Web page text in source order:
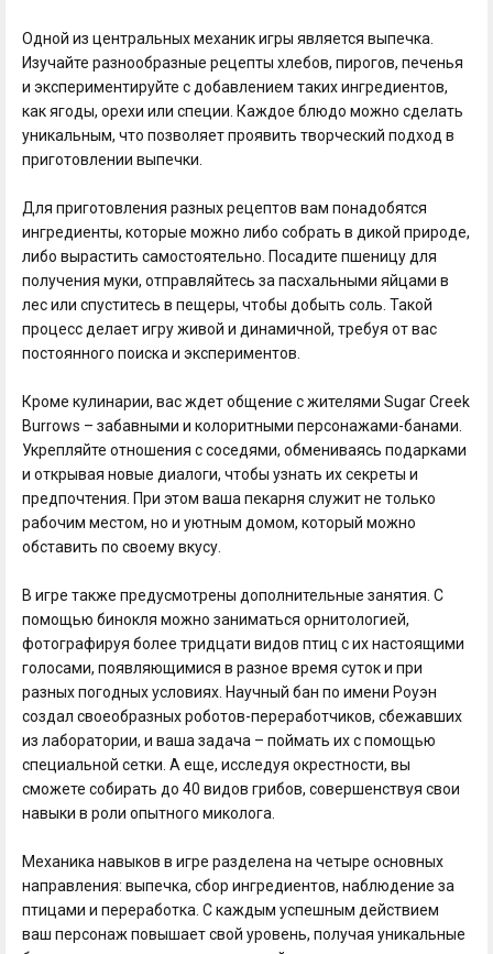
Одной из центральных механик игры является выпечка.
Изучайте разнообразные рецепты хлебов, пирогов, печенья
и экспериментируйте с добавлением таких ингредиентов,
как ягоды, орехи или специи. Каждое блюдо можно сделать
уникальным, что позволяет проявить творческий подход в
приготовлении выпечки.
Для приготовления разных рецептов вам понадобятся
ингредиенты, которые можно либо собрать в дикой природе,
либо вырастить самостоятельно. Посадите пшеницу для
получения муки, отправляйтесь за пасхальными яйцами в
лес или спуститесь в пещеры, чтобы добыть соль. Такой
процесс делает игру живой и динамичной, требуя от вас
постоянного поиска и экспериментов.
Кроме кулинарии, вас ждет общение с жителями Sugar Creek
Burrows – забавными и колоритными персонажами-банами.
Укрепляйте отношения с соседями, обмениваясь подарками
и открывая новые диалоги, чтобы узнать их секреты и
предпочтения. При этом ваша пекарня служит не только
рабочим местом, но и уютным домом, который можно
обставить по своему вкусу.
В игре также предусмотрены дополнительные занятия. С
помощью бинокля можно заниматься орнитологией,
фотографируя более тридцати видов птиц с их настоящими
голосами, появляющимися в разное время суток и при
разных погодных условиях. Научный бан по имени Роуэн
создал своеобразных роботов-переработчиков, сбежавших
из лаборатории, и ваша задача – поймать их с помощью
специальной сетки. А еще, исследуя окрестности, вы
сможете собирать до 40 видов грибов, совершенствуя свои
навыки в роли опытного миколога.
Механика навыков в игре разделена на четыре основных
направления: выпечка, сбор ингредиентов, наблюдение за
птицами и переработка. С каждым успешным действием
ваш персонаж повышает свой уровень, получая уникальные